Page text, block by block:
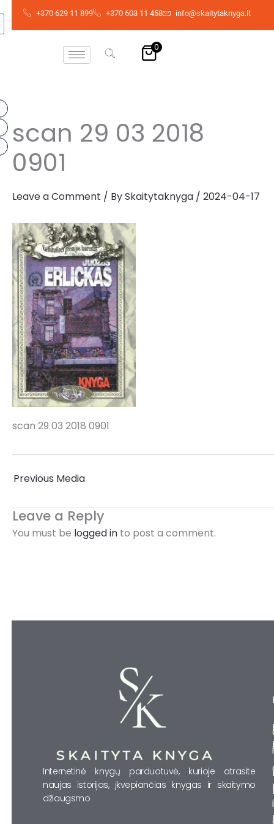
+370 629 11 899 +370 603 11 458 info@skaitytaknyga.lt
0
scan 29 03 2018
0901
Leave a Comment / BySkaitytaknyga / 2024-04-17
scan 29 03 2018 0901
Previous Media
Leave a Reply
You must be logged in to post a comment.
Internetinė knygų parduotuvė, kurioje atrasite
naujas istorijas, įkvepiančias knygas ir skaitymo
džiaugsmo